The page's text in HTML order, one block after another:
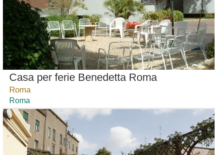
Casa per ferie Benedetta Roma
Roma
Roma